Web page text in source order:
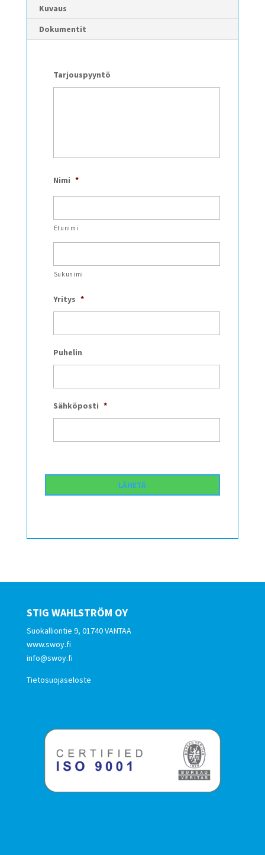
Kuvaus
Dokumentit
Tarjouspyyntö
Nimi *
Etunimi
Sukunimi
Yritys *
Puhelin
Sähköposti *
STIG WAHLSTRÖM OY
Suokalliontie 9, 01740 VANTAA
www.swoy.fi
info@swoy.fi
Tietosuojaseloste